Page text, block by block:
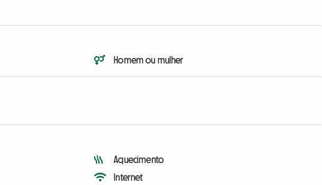
Homem ou mulher
Aquecimento
Internet